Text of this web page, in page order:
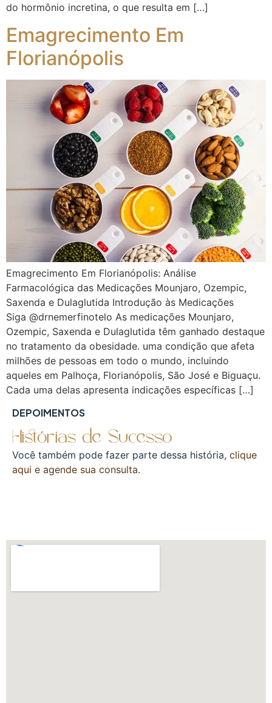
do hormônio incretina, o que resulta em […]
Emagrecimento Em
Florianópolis
Emagrecimento Em Florianópolis: Análise
Farmacológica das Medicações Mounjaro, Ozempic,
Saxenda e Dulaglutida Introdução às Medicações
Siga @drnemerfinotelo As medicações Mounjaro,
Ozempic, Saxenda e Dulaglutida têm ganhado destaque
no tratamento da obesidade. uma condição que afeta
milhões de pessoas em todo o mundo, incluindo
aqueles em Palhoça, Florianópolis, São José e Biguaçu.
Cada uma delas apresenta indicações específicas […]
DEPOIMENTOS
Histórias de Sucesso
Você também pode fazer parte dessa história, clique
aqui e agende sua consulta.